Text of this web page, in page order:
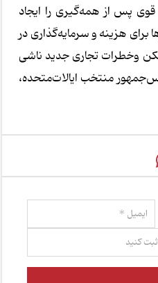
پس از همه‌گیری را ایجاد
برای هزینه و سرمایه‌گذاری در
وخطرات تجاری جدید ناشی
منتخب ایالات‌متحده،